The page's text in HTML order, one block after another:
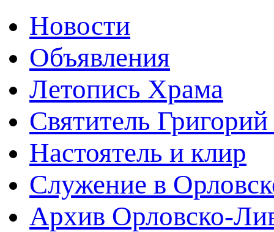
Новости
Объявления
Летопись Храма
Святитель
Настоятель и клир
Служение в
Архив Орловско-